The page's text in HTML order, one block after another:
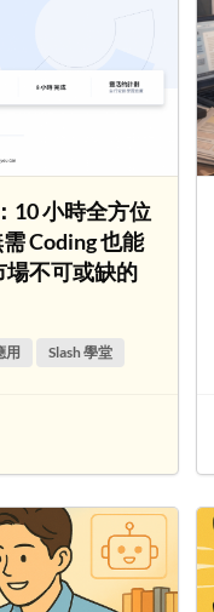
10 小時全方位
Coding 也能
場不可或缺的
用 Slash 學堂